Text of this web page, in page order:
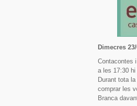
Dimecres
Contacontes
a les 17:30 hi
Durant tota
comprar les
Branca